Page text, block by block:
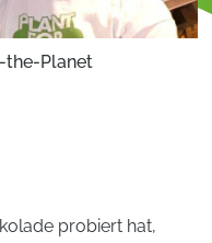
the-Planet
probiert hat,